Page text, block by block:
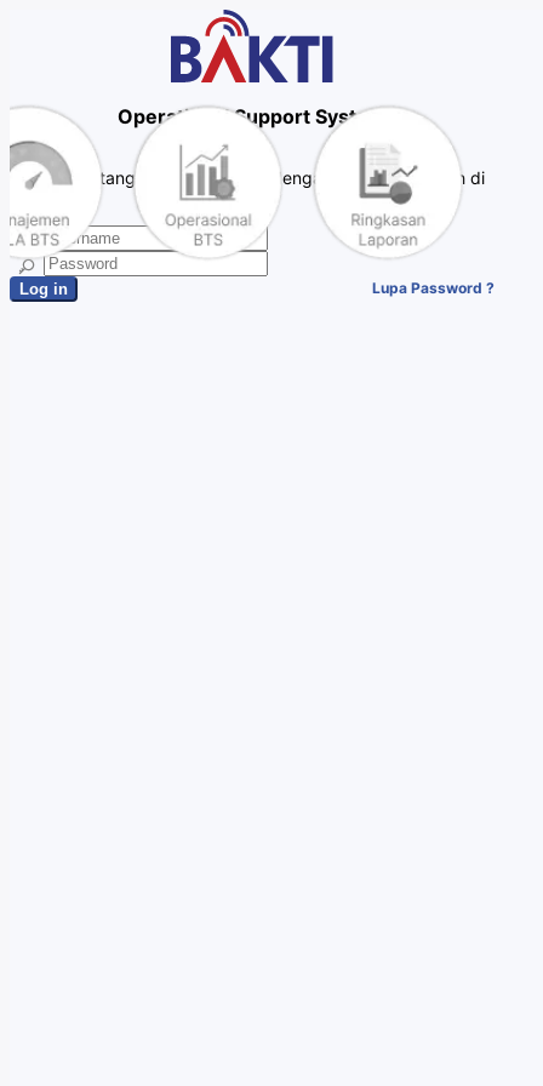
Operational Support System
Selamat datang, silahkan masuk dengan Akun yang telah di
Lupa Password ?
Log in